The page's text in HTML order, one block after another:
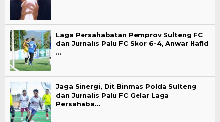
Laga Persahabatan Pemprov Sulteng FC
dan Jurnalis Palu FC Skor 6-4, Anwar Hafid
…
Jaga Sinergi, Dit Binmas Polda Sulteng
dan Jurnalis Palu FC Gelar Laga
Persahaba…